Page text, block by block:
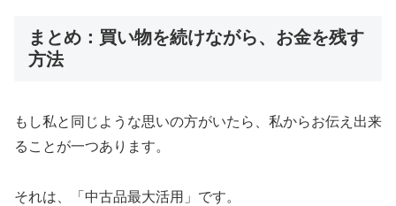
まとめ：買い物を続けながら、お金を残す
方法
もし私と同じような思いの方がいたら、私からお伝え出来
ることが一つあります。
それは、「中古品最大活用」です。